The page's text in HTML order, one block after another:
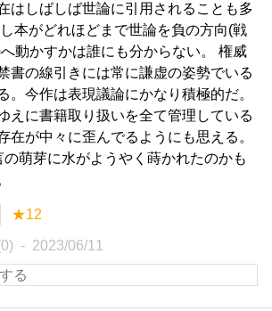
はしばしば世論に引用されることも多
本がどれほどまで世論を負の方向(戦
動かすかは誰にも分からない。 権威
書の線引きには常に謙虚の姿勢でいる
。今作は表現議論にかなり積極的だ。
えに書籍取り扱いを全て管理している
在が中々に歪んでるようにも思える。
の萌芽に水がようやく蒔かれたのかも
★12
2023/06/11